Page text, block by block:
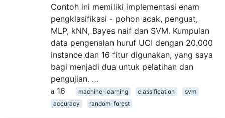
Contoh ini memiliki implementasi enam
pengklasifikasi - pohon acak, penguat,
MLP, kNN, Bayes naif dan SVM. Kumpulan
data pengenalan huruf UCI dengan 20.000
instance dan 16 fitur digunakan, yang saya
bagi menjadi dua untuk pelatihan dan
pengujian. …
16
machine-learning classification
svm
accuracy
random-forest